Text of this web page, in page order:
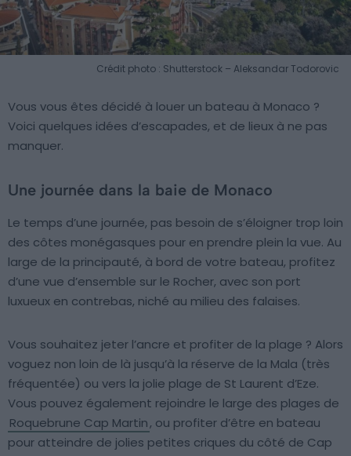
Crédit photo : Shutterstock – Aleksandar Todorovic
Vous vous êtes décidé à louer un bateau à Monaco ?
Voici quelques idées d’escapades, et de lieux à ne pas
manquer.
Une journée dans la baie de Monaco
Le temps d’une journée, pas besoin de s’éloigner trop loin
des côtes monégasques pour en prendre plein la vue. Au
large de la principauté, à bord de votre bateau, profitez
d’une vue d’ensemble sur le Rocher, avec son port
luxueux en contrebas, niché au milieu des falaises.
Vous souhaitez jeter l’ancre et profiter de la plage ? Alors
voguez non loin de là jusqu’à la réserve de la Mala (très
fréquentée) ou vers la jolie plage de St Laurent d’Eze.
Vous pouvez également rejoindre le large des plages de
Roquebrune Cap Martin, ou profiter d’être en bateau
pour atteindre de jolies petites criques du côté de Cap